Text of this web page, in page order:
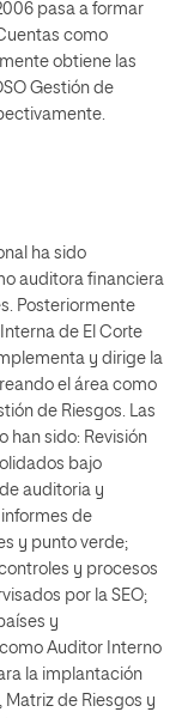
pasa a formar
como
obtiene las
Gestión de
ha sido
auditora financiera
Posteriormente
de El Corte
y dirige la
el área como
de Riesgos. Las
han sido: Revisión
bajo
auditoria y
de
y punto verde;
y procesos
por la SEO;
y
Auditor Interno
la implantación
de Riesgos y